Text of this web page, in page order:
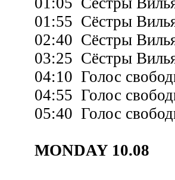
01:55 Сёстры
02:40 Сёстры
03:25 Сёстры
04:10 Голос
04:55 Голос
05:40 Голос
MONDAY 10.08